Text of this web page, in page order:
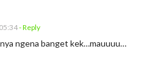
- Reply
ngena banget kek…mauuuu…